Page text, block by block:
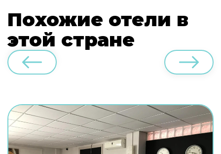
Похожие отели в
этой стране